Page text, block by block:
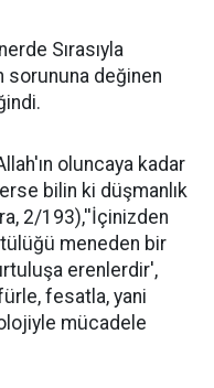
Sırasıyla
sorununa değinen
oluncaya kadar
bilin ki düşmanlık
2/193),''İçinizden
meneden bir
erenlerdir',
fesatla, yani
mücadele